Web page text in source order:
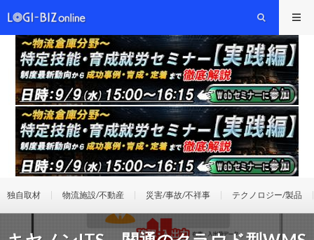
独自取材 物流施設/不動産 災害/事故/不祥事 テクノロジー/製品